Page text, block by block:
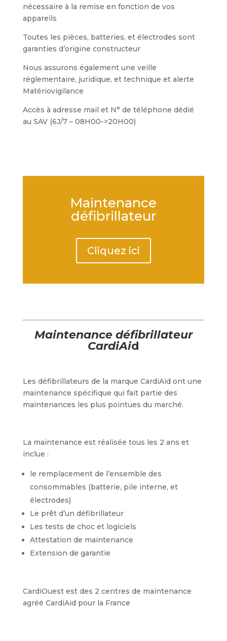
nécessaire à la remise en fonction de vos
appareils
Toutes les pièces, batteries, et électrodes sont
garanties d’origine constructeur
Nous assurons également une veille
réglementaire, juridique, et technique et alerte
Matériovigilance
Accès à adresse mail et N° de téléphone dédié
au SAV (6J/7 – 08H00->20H00)
Maintenance
défibrillateur
Cliquez ici
Maintenance défibrillateur
CardiAid
Les défibrillateurs de la marque CardiAid ont une
maintenance spécifique qui fait partie des
maintenances les plus pointues du marché.
La maintenance est réalisée tous les 2 ans et
inclue :
le remplacement de l’ensemble des
consommables (batterie, pile interne, et
électrodes)
Le prêt d’un défibrillateur
Les tests de choc et logiciels
Attestation de maintenance
Extension de garantie
CardiOuest est des 2 centres de maintenance
agréé CardiAid pour la France